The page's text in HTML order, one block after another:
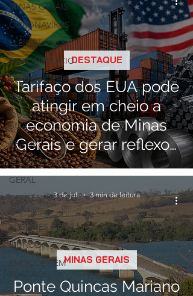
MINAS GERAIS
CORONAVÍRUS
ELEIÇÕES 2020
AGRONEGÓCIO
ESPECIAL
REGIONAIS
QUE NOTÍCIA
BOA!
BRASIL
ELEIÇÕES 2022
GERAL
CENTENÁRIO DE
ELEIÇÕES 2024
MUNDO
EMOÇÕES EM
FOCO
Tarifaço dos EUA pode
atingir em cheio a
economia de Minas
Gerais e gerar reflexos
no Alto Paranaíba
DESTAQUE
Ponte Quincas Mariano
MINAS GERAIS
3 de jul. 3 min de leitura